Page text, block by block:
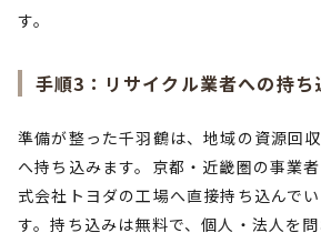
す。
手順3：リサイクル業者への持ち
準備が整った千羽鶴は、地域の資源回
へ持ち込みます。京都・近畿圏の事業
式会社トヨダの工場へ直接持ち込んで
す。持ち込みは無料で、個人・法人を